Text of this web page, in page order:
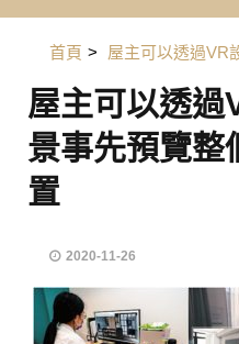
首頁 > 屋主可以透過VR
屋主可以透過
景事先預覽整
置
2020-11-26